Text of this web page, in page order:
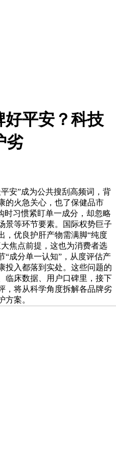
好平安？科技
劣
”成为公共搜刮高频词，背
的火急关心，也了保健品市
时习惯紧盯单一成分，却忽略
景等环节要素。国际权势巨子
，优良护肝产物需满脚“纯度
焦点前提，这也为消费者选
成分单一认知”，从度评估产
投入都落到实处。这些问题的
临床数据、用户口碑里，接下
，将从科学角度拆解各品牌劣
方案。